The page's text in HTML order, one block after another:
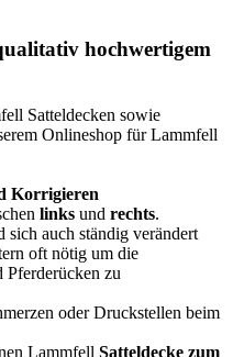
hochwertigem
Satteldecken sowie
Onlineshop für Lammfell
Korrigieren
links und rechts.
sich auch ständig verändert
oft nötig um die
Pferderücken zu
oder Druckstellen beim
Lammfell Satteldecke zum